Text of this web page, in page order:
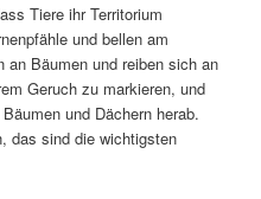
Tiere ihr Territorium
und bellen am
Bäumen und reiben sich an
Geruch zu markieren, und
und Dächern herab.
das sind die wichtigsten